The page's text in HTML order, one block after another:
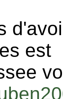
est